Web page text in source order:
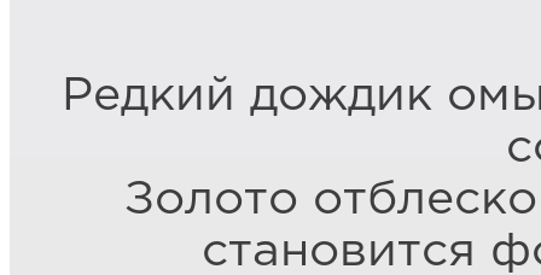
Редкий дождик
Золото
становится